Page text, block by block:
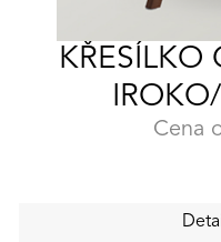
KŘESÍLKO
Cena